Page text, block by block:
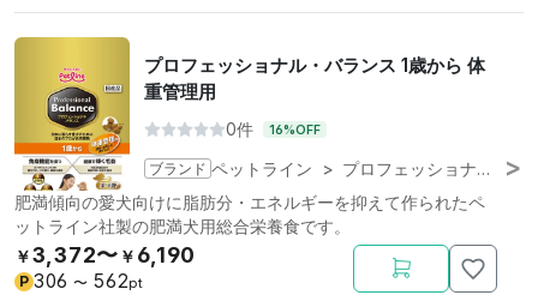
プロフェッショナル・バランス 1歳から 体
重管理用
0件 16%OFF
ブランド ペットライン > プロフェッショナル・バランス
肥満傾向の愛犬向けに脂肪分・エネルギーを抑えて作られたペ
ットライン社製の肥満犬用総合栄養食です。
￥3,372〜 ￥ 6,190
P 306 〜 562pt